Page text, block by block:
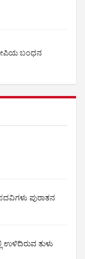
ಬಂಧನ
ಪುರಾತನ
ಉಳಿದಿರುವ ತುಳು